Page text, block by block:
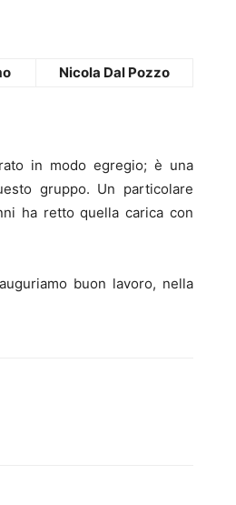
Nicola Dal Pozzo
in modo egregio; è una
gruppo. Un particolare
ha retto quella carica con
buon lavoro, nella